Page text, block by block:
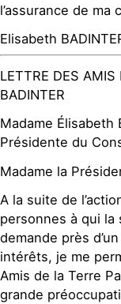
l’assurance de ma
Elisabeth
LETTRE DES AMIS
BADINTER
Madame Élisabeth
Présidente du
Madame la
A la suite de
personnes à qui
demande près
intérêts, je me
Amis de la Terre
grande